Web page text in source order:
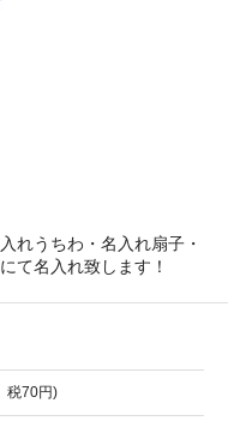
れうちわ・名入れ扇子・
て名入れ致します！
税70円)